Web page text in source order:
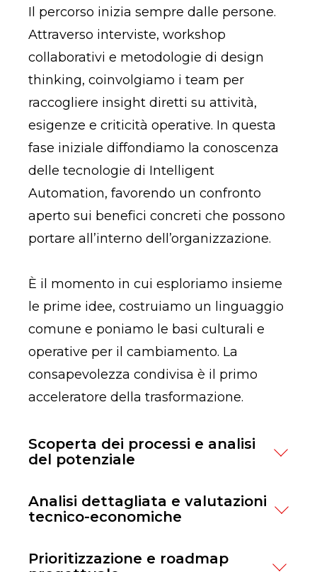
Il percorso inizia sempre dalle persone.
Attraverso interviste, workshop
collaborativi e metodologie di design
thinking, coinvolgiamo i team per
raccogliere insight diretti su attività,
esigenze e criticità operative. In questa
fase iniziale diffondiamo la conoscenza
delle tecnologie di Intelligent
Automation, favorendo un confronto
aperto sui benefici concreti che possono
portare all’interno dell’organizzazione.
È il momento in cui esploriamo insieme
le prime idee, costruiamo un linguaggio
comune e poniamo le basi culturali e
operative per il cambiamento. La
consapevolezza condivisa è il primo
acceleratore della trasformazione.
Scoperta dei processi e analisi
del potenziale
Individuare dove intervenire è
fondamentale. UUtilizziamo un mix di
metodi tradizionali includono
Analisi dettagliata e valutazioni
tecnico-economiche
Entriamo nel cuore dell’analisi di
Prioritizzazione e roadmap